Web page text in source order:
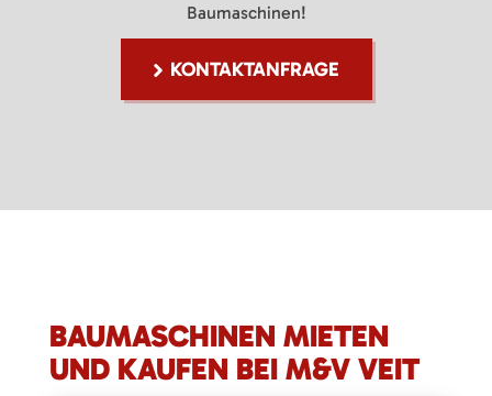
Baumaschinen!
KONTAKTANFRAGE
BAUMASCHINEN MIETEN
UND KAUFEN BEI M&V VEIT